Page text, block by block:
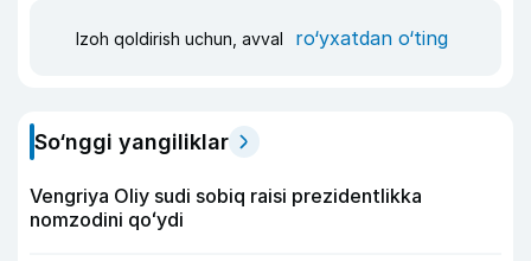
Izoh qoldirish uchun, avval ro‘yxatdan o‘ting
So‘nggi yangiliklar
Vengriya Oliy sudi sobiq raisi prezidentlikka
nomzodini qoʻydi